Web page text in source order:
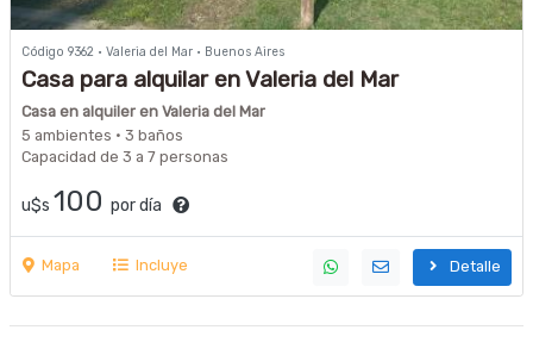
Código 9362 · Valeria del Mar · Buenos Aires
Casa para alquilar en Valeria del Mar
Casa en alquiler en Valeria del Mar
5 ambientes · 3 baños
Capacidad de 3 a 7 personas
u$s 100 por día
Mapa Incluye Detalle